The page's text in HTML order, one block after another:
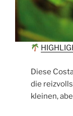
Diese
die
kleinen,